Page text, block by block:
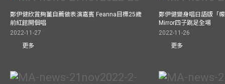
鄭伊健欣賞夠薑自薦做表演嘉賓 Feanna目標25歲
前紅館開個唱
2022-11-27
更多
鄭伊健變身唱日語版「
Mirror四子跳足全場
2022-11-26
更多